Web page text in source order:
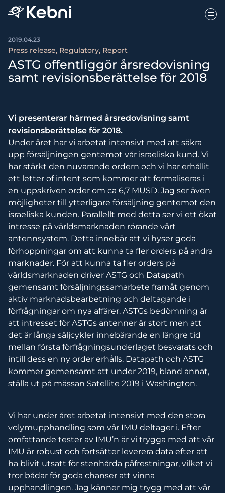
2019.04.23
Press release, Regulatory, Report
ASTG offentliggör årsredovisning
samt revisionsberättelse för 2018
Vi presenterar härmed årsredovisning samt
revisionsberättelse för 2018.
Under året har vi arbetat intensivt med att säkra
upp försäljningen gentemot vår israeliska kund. Vi
har stärkt den nuvarande ordern och vi har erhållit
ett letter of intent som kommer att formaliseras i
en uppskriven order om ca 6,7 MUSD. Jag ser även
möjligheter till ytterligare försäljning gentemot den
israeliska kunden. Parallellt med detta ser vi ett ökat
intresse på världsmarknaden rörande vårt
antennsystem. Detta innebär att vi hyser goda
förhoppningar om att kunna ta fler orders på andra
marknader. För att kunna ta fler orders på
världsmarknaden driver ASTG och Datapath
gemensamt försäljningssamarbete framåt genom
aktiv marknadsbearbetning och deltagande i
förfrågningar om nya affärer. ASTGs bedömning är
att intresset för ASTGs antenner är stort men att
det är långa säljcykler innebärande en längre tid
mellan första förfrågningsunderlaget besvarats och
intill dess en ny order erhålls. Datapath och ASTG
kommer gemensamt att under 2019, bland annat,
ställa ut på mässan Satellite 2019 i Washington.
Vi har under året arbetat intensivt med den stora
volymupphandling som vår IMU deltager i. Efter
omfattande tester av IMU’n är vi trygga med att vår
IMU är robust och fortsätter leverera data efter att
ha blivit utsatt för stenhårda påfrestningar, vilket vi
tror bådar för goda chanser att vinna
upphandlingen. Jag känner mig trygg med att vår